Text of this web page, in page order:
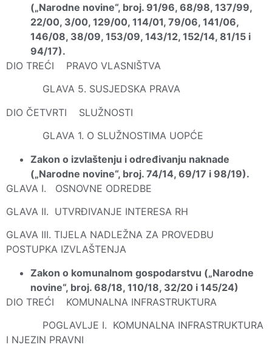
(„Narodne novine“, broj. 91/96, 68/98, 137/99,
22/00, 3/00, 129/00, 114/01, 79/06, 141/06,
146/08, 38/09, 153/09, 143/12, 152/14, 81/15 i
94/17).
DIO TREĆI PRAVO VLASNIŠTVA
GLAVA 5. SUSJEDSKA PRAVA
DIO ČETVRTI SLUŽNOSTI
GLAVA 1. O SLUŽNOSTIMA UOPĆE
Zakon o izvlaštenju i određivanju naknade
(„Narodne novine“, broj. 74/14, 69/17 i 98/19).
GLAVA I. OSNOVNE ODREDBE
GLAVA II. UTVRĐIVANJE INTERESA RH
GLAVA III. TIJELA NADLEŽNA ZA PROVEDBU
POSTUPKA IZVLAŠTENJA
Zakon o komunalnom gospodarstvu („Narodne
novine“, broj. 68/18, 110/18, 32/20 i 145/24)
DIO TREĆI KOMUNALNA INFRASTRUKTURA
POGLAVLJE I. KOMUNALNA INFRASTRUKTURA
I NJEZIN PRAVNI